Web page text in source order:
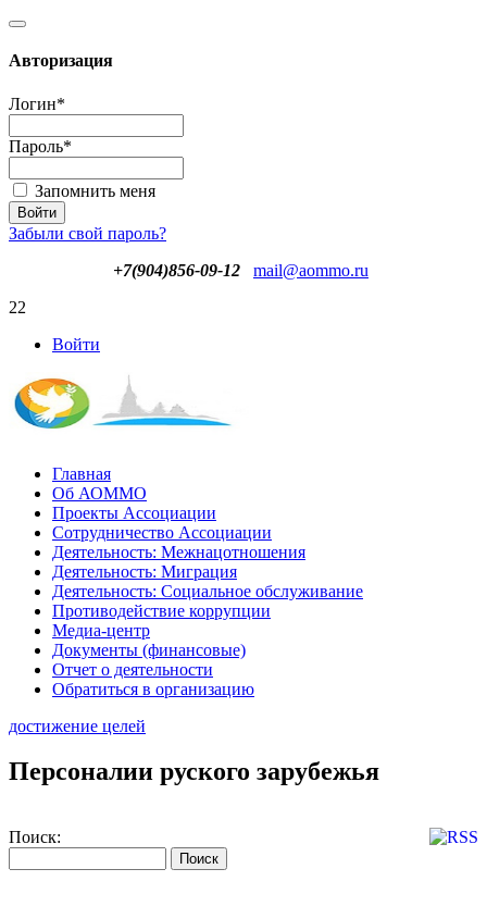
Авторизация
Логин*
Пароль*
Запомнить меня
Забыли свой пароль?
+7(904)856-09-12
mail@aommo.ru
22
Войти
Главная
Об АОММО
Проекты Ассоциации
Сотрудничество Ассоциации
Деятельность: Межнацотношения
Деятельность: Миграция
Деятельность: Социальное обслуживание
Противодействие коррупции
Медиа-центр
Документы (финансовые)
Отчет о деятельности
Обратиться в организацию
достижение целей
Персоналии руского зарубежья
Поиск: